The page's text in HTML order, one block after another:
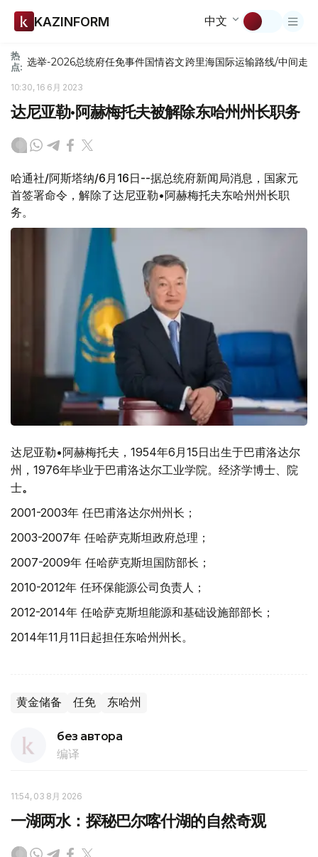
KAZINFORM 中文
热
点: 选举-2026总统府任免事件国情咨文跨里海国际运输路线/中间走廊
10:30, 16 6月 2023
达尼亚勒•阿赫梅托夫被解除东哈州州长职务
哈通社/阿斯塔纳/6月16日--据总统府新闻局消息，国家元
首签署命令，解除了达尼亚勒•阿赫梅托夫东哈州州长职
务。
达尼亚勒•阿赫梅托夫，1954年6月15日出生于巴甫洛达尔
州，1976年毕业于巴甫洛达尔工业学院。经济学博士、院
士。
2001-2003年 任巴甫洛达尔州州长；
2003-2007年 任哈萨克斯坦政府总理；
2007-2009年 任哈萨克斯坦国防部长；
2010-2012年 任环保能源公司负责人；
2012-2014年 任哈萨克斯坦能源和基础设施部部长；
2014年11月11日起担任东哈州州长。
黄金储备 任免 东哈州
без автора
编译
11:54, 03 8月 2026
一湖两水：探秘巴尔喀什湖的自然奇观